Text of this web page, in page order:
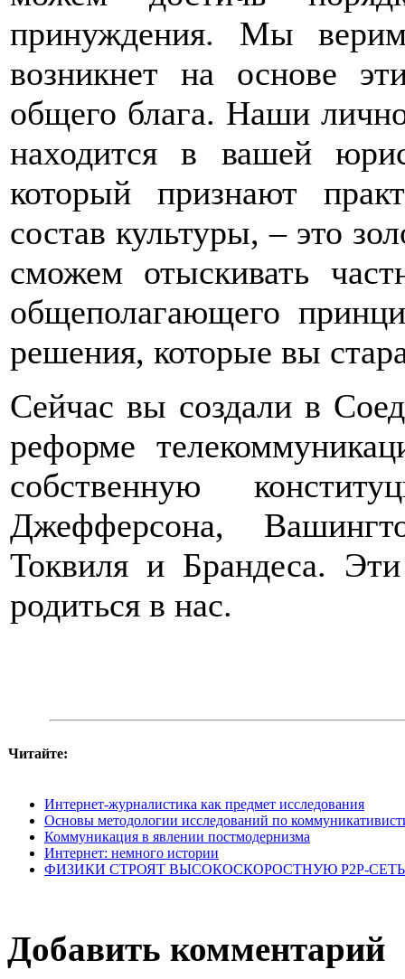
принуждения. Мы
возникнет на основе
общего блага. Наши
находится в вашей
который признают
состав культуры, – это
сможем отыскивать
общеполагающего
решения, которые вы
Сейчас вы создали в
реформе
собственную
Джефферсона,
Токвиля и Брандеса.
родиться в нас.
Читайте:
Интернет-журналистика как предмет исследования
Основы методологии исследований по
Коммуникация в явлении постмодернизма
Интернет: немного истории
ФИЗИКИ СТРОЯТ ВЫСОКОСКОРОСТНУЮ Р2Р-СЕТЬ
Добавить комментарий